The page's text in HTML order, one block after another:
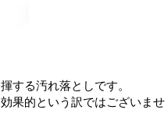
する汚れ落としです。
果的という訳ではございませ